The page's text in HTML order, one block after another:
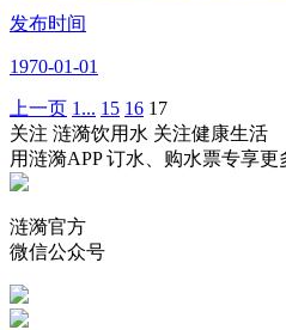
发布时间
1970-01-01
上一页 1... 15 16 17
关注 涟漪饮用水 关注健康生活
用涟漪APP 订水、购水票专享更
涟漪官方
微信公众号